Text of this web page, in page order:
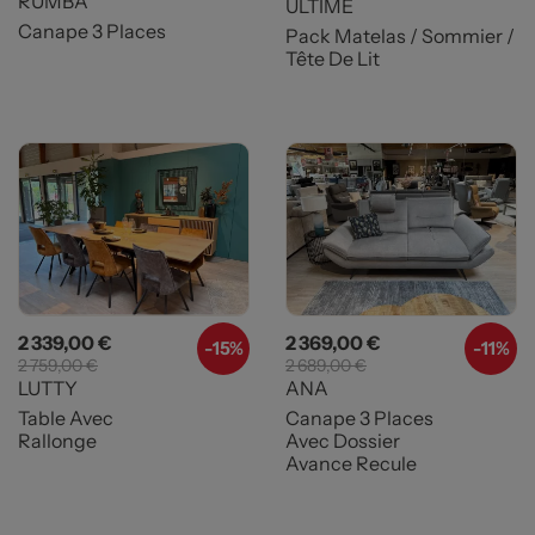
Canape 3 Places
ULTIME
Pack Matelas / Sommier /
Tête De Lit
-15%
Prix
2 339,00 € Prix de base
2 759,00 €
LUTTY
Table Avec
Rallonge
-11%
Prix
2 369,00 € Prix de base
2 689,00 €
ANA
Canape 3 Places
Avec Dossier
Avance Recule